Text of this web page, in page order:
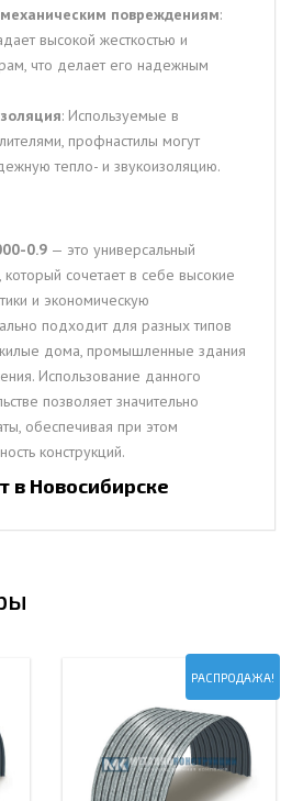
повреждениям:
высокой жесткостью и
что делает его надежным
: Используемые в
профнастилы могут
тепло- и звукоизоляцию.
0.9 — это универсальный
который сочетает в себе высокие
и экономическую
подходит для разных типов
жилые дома, промышленные здания
Использование данного
позволяет значительно
обеспечивая при этом
конструкций.
в Новосибирске
РАСПРОДАЖА!